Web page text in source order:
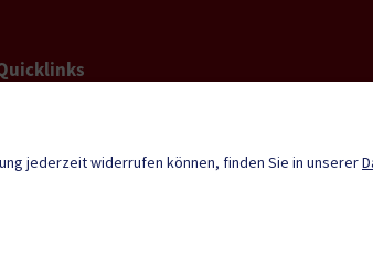
Duale Zustellung
jederzeit widerrufen können, finden Sie in unserer